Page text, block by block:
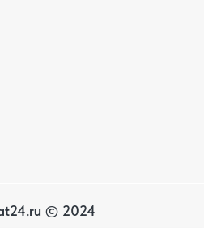
© 2024